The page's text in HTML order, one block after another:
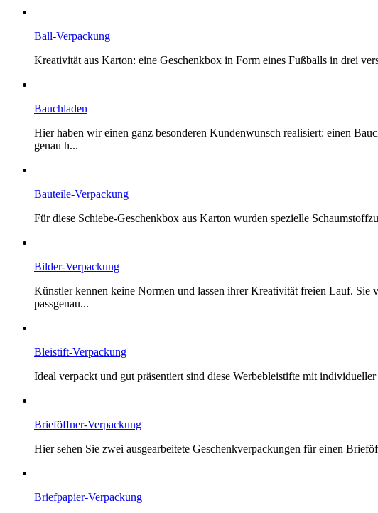
Ball-Verpackung
Kreativität aus Karton: eine Geschenkbox in Form eines Fußballs in drei
Bauchladen
Hier haben wir einen ganz besonderen Kundenwunsch realisiert: einen
genau h...
Bauteile-Verpackung
Für diese Schiebe-Geschenkbox aus Karton wurden spezielle
Bilder-Verpackung
Künstler kennen keine Normen und lassen ihrer Kreativität freien Lauf.
passgenau...
Bleistift-Verpackung
Ideal verpackt und gut präsentiert sind diese Werbebleistifte mit
Brieföffner-Verpackung
Hier sehen Sie zwei ausgearbeitete Geschenkverpackungen für einen
Briefpapier-Verpackung